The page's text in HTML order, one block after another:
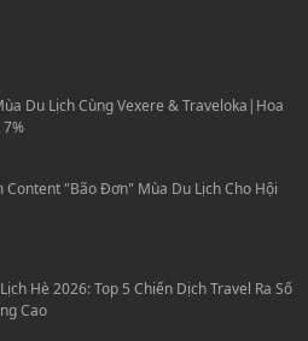
Du Lịch Cùng Vexere & Traveloka|Hoa
Content "Bão Đơn" Mùa Du Lịch Cho Hội
Hè 2026: Top 5 Chiến Dịch Travel Ra Số
Cao